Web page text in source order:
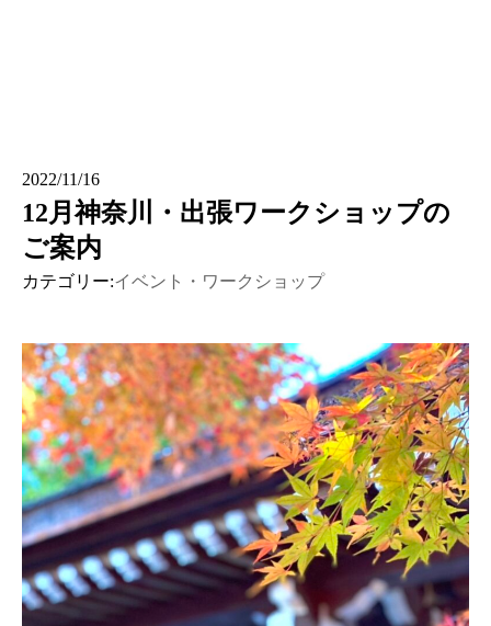
2022/11/16
12月神奈川・出張ワークショップの
ご案内
カテゴリー:イベント・ワークショップ